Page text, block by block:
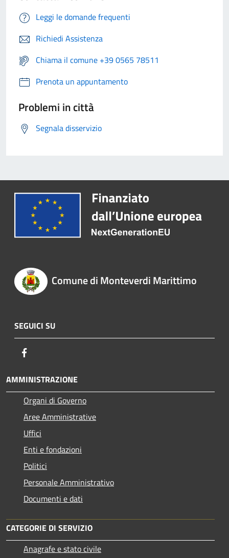
Leggi le domande frequenti
Richiedi Assistenza
Chiama il comune +39 0565 78511
Prenota un appuntamento
Problemi in città
Segnala disservizio
Comune di Monteverdi Marittimo
SEGUICI SU
AMMINISTRAZIONE
Organi di Governo
Aree Amministrative
Uffici
Enti e fondazioni
Politici
Personale Amministrativo
Documenti e dati
CATEGORIE DI SERVIZIO
Anagrafe e stato civile